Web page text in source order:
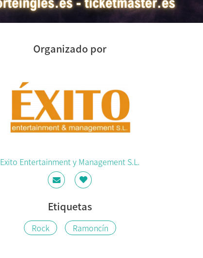
Organizado por
Exito Entertainment y Management S.L.
Etiquetas
Rock Ramoncín